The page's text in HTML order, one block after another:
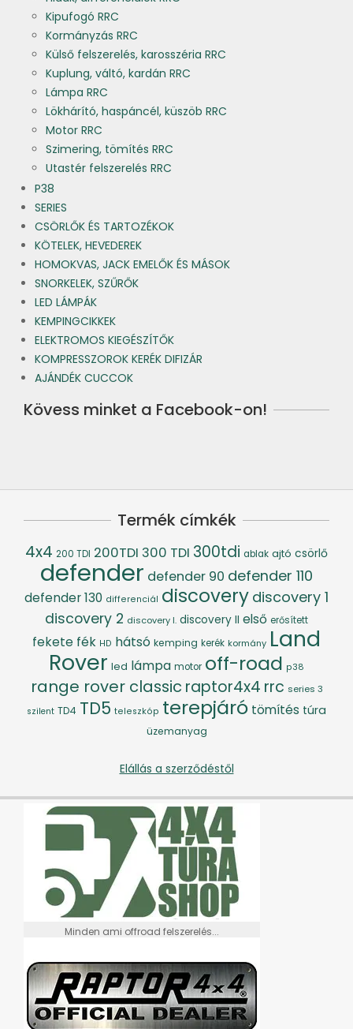
Kipufogó RRC
Kormányzás RRC
Külső felszerelés, karosszéria RRC
Kuplung, váltó, kardán RRC
Lámpa RRC
Lökhárító, haspáncél, küszöb RRC
Motor RRC
Szimering, tömítés RRC
Utastér felszerelés RRC
P38
SERIES
CSÖRLŐK ÉS TARTOZÉKOK
KÖTELEK, HEVEDEREK
HOMOKVAS, JACK EMELŐK ÉS MÁSOK
SNORKELEK, SZŰRŐK
LED LÁMPÁK
KEMPINGCIKKEK
ELEKTROMOS KIEGÉSZÍTŐK
KOMPRESSZOROK KERÉK DIFIZÁR
AJÁNDÉK CUCCOK
Kövess minket a Facebook-on!
Termék címkék
4x4 200 TDI 200TDI 300 TDI 300tdi ablak ajtó csörlő
defender defender 90 defender 110
defender 130 differenciál discovery discovery 1
discovery 2 discovery I. discovery II első erősített
fekete fék HD hátsó kemping kerék kormány Land
Rover led lámpa motor off-road p38
range rover classic raptor4x4 rrc series 3
szilent TD4 TD5 teleszkóp terepjáró tömítés túra
üzemanyag
Elállás a szerződéstől
Minden ami offroad felszerelés...